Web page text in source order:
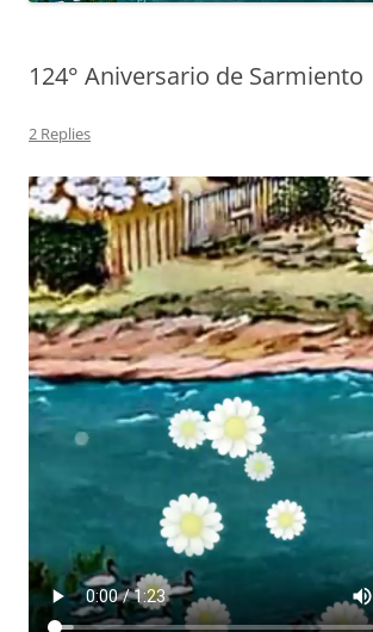
124° Aniversario de Sarmiento
2 Replies